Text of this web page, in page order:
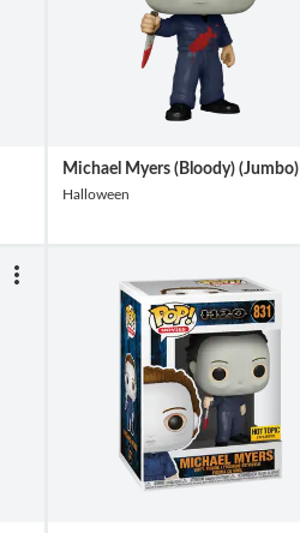
Michael Myers (Bloody) (Jumbo)
Halloween